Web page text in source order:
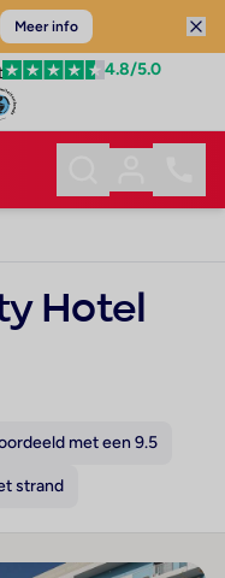
Meer info
4.8/5.0
Hotel
met een 9.5
strand